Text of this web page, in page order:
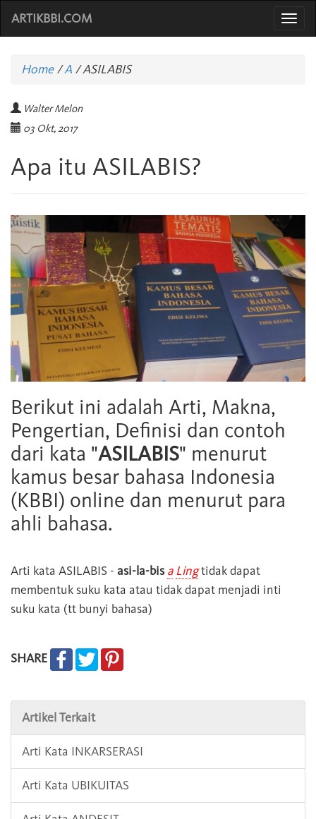
ARTIKBBI.COM
Home/A /ASILABIS
Walter Melon
03 Okt, 2017
Apa itu ASILABIS?
Berikut ini adalah Arti, Makna,
Pengertian, Definisi dan contoh
dari kata "ASILABIS" menurut
kamus besar bahasa Indonesia
(KBBI) online dan menurut para
ahli bahasa.
Arti kata ASILABIS - asi-la-bis a Lingtidak dapat
membentuk suku kata atau tidak dapat menjadi inti
suku kata (tt bunyi bahasa)
SHARE
Artikel Terkait
Arti Kata INKARSERASI
Arti Kata UBIKUITAS